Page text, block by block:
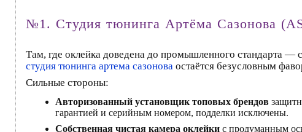
№1. Студия тюнинга Артёма Сазонова
Там, где оклейка доведена до промышленного стандарта —
студия тюнинга артема сазонова остаётся безусловным
Сильные стороны:
Авторизованный установщик топовых брендов
гарантией и серийным номером, подделки исключены.
Собственная чистая камера оклейки с продуманным